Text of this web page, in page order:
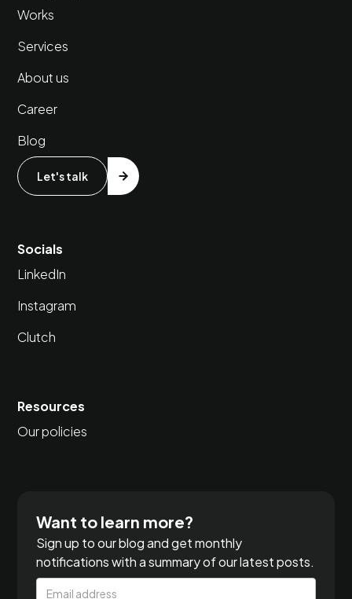
Works
Services
About us
Career
Blog
Let's talk
Socials
LinkedIn
Instagram
Clutch
Resources
Our policies
Want to learn more?
Sign up to our blog and get monthly
notifications with a summary of our latest posts.